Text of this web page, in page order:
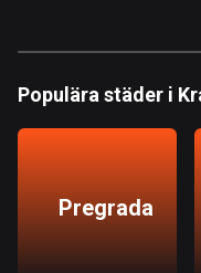
Bangladesh
Populära städer i
Pregrada